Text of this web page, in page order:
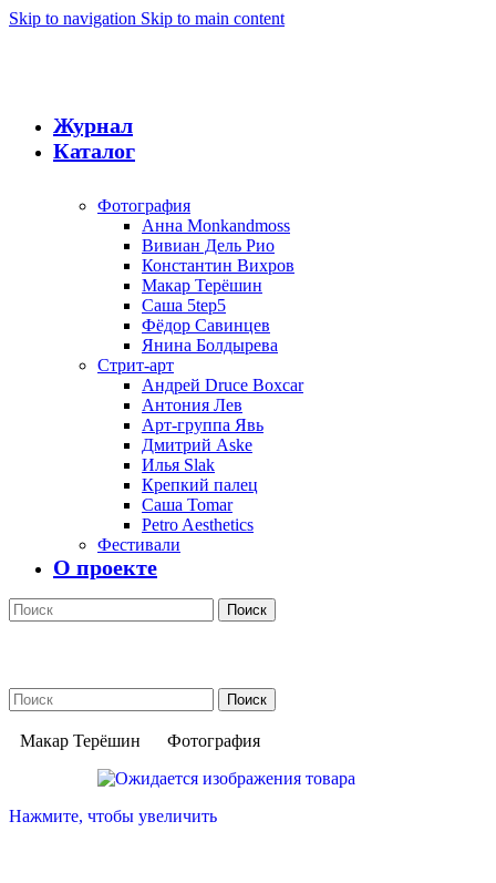
Skip to navigation Skip to main content
Журнал
Каталог
Фотография
Анна Monkandmoss
Вивиан Дель Рио
Константин Вихров
Макар Терёшин
Саша 5tep5
Фёдор Савинцев
Янина Болдырева
Стрит-арт
Андрей Druce Boxcar
Антония Лев
Арт-группа Явь
Дмитрий Aske
Илья Slak
Крепкий палец
Саша Tomar
Petro Aesthetics
Фестивали
О проекте
Поиск
Поиск
Макар Терёшин Фотография
Нажмите, чтобы увеличить